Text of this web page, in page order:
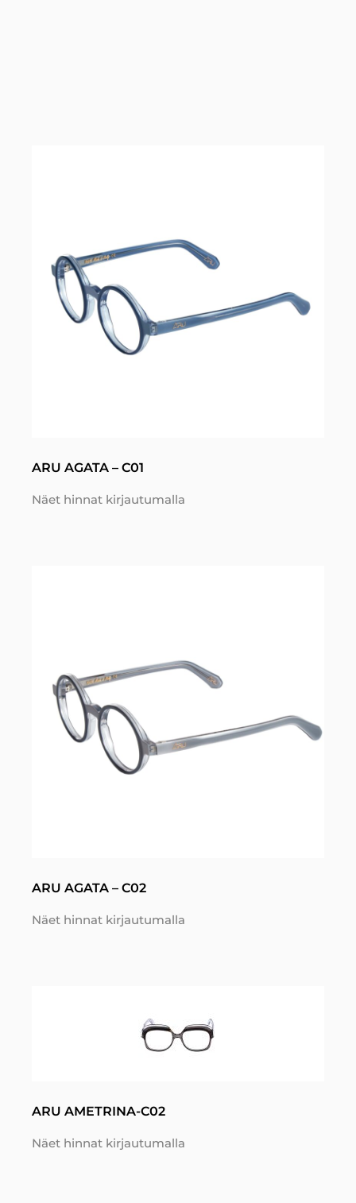
ARU AGATA – C01
Näet hinnat kirjautumalla
ARU AGATA – C02
Näet hinnat kirjautumalla
ARU AMETRINA-C02
Näet hinnat kirjautumalla